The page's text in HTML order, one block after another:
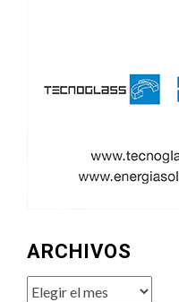
ARCHIVOS
Archivos